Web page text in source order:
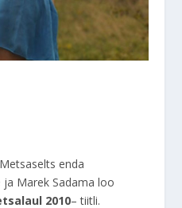
enda
Marek Sadama loo
2010– tiitli.